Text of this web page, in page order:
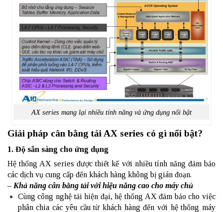
AX series mang lại nhiều tính năng và ứng dụng nổi bật
Giải pháp cân bằng tải AX series có gì nổi bật?
1. Độ sẵn sàng cho ứng dụng
Hệ thống AX series được thiết kế với nhiều tính năng đảm bảo
các dịch vụ cung cấp đến khách hàng không bị gián đoạn.
– Khả năng cân bằng tải với hiệu năng cao cho máy chủ
Cùng công nghệ tải hiện đại, hệ thống AX đảm bảo cho việc
phân chia các yêu cầu từ khách hàng đến với hệ thống máy